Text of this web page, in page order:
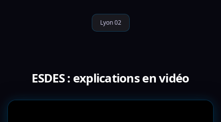
Lyon 02
ESDES : explications en vidéo